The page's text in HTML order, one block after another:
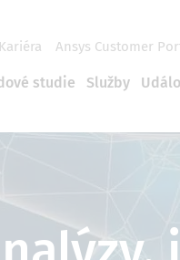
Kariéra Ansys Customer
studie Služby